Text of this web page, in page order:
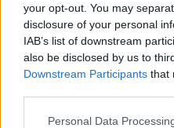
your opt-out. You may
disclosure of your personal
IAB’s list of downstream
also be disclosed by us to
Downstream Participants that
Personal Data
ΤΕΛΕΥΤΑΙΟ ΤΕΥΧΟΣ